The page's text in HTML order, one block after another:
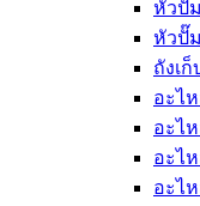
หัวปั๊ม
หัวปั๊
ถังเก็
อะไ
อะไห
อะไ
อะไ